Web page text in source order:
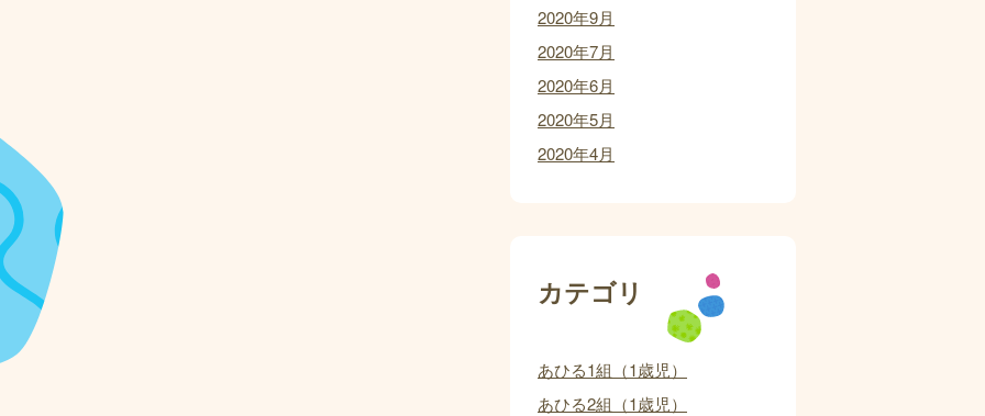
2020年9月
2020年7月
2020年6月
2020年5月
2020年4月
カテゴリ
あひる1組（1歳児）
あひる2組（1歳児）